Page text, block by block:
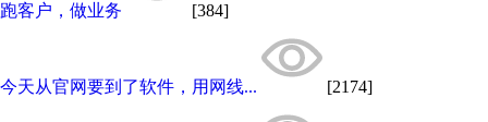
跑客户，做业务 [384]
今天从官网要到了软件，用网线... [2174]